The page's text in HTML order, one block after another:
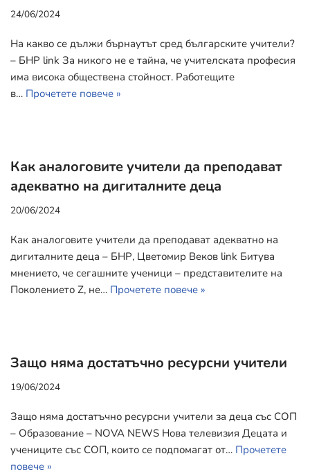
24/06/2024
На какво се дължи бърнаутът сред българските учители?
– БНР link За никого не е тайна, че учителската професия
има висока обществена стойност. Работещите
в… Прочетете повече »
Как аналоговите учители да преподават
адекватно на дигиталните деца
20/06/2024
Как аналоговите учители да преподават адекватно на
дигиталните деца – БНР, Цветомир Веков link Битува
мнението, че сегашните ученици – представителите на
Поколението Z, не… Прочетете повече »
Защо няма достатъчно ресурсни учители
19/06/2024
Защо няма достатъчно ресурсни учители за деца със СОП
– Образование – NOVA NEWS Нова телевизия Децата и
учениците със СОП, които се подпомагат от… Прочетете
повече »